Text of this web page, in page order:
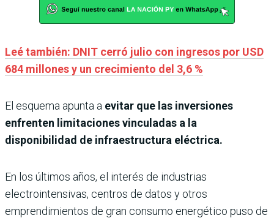
Leé también: DNIT cerró julio con ingresos por USD
684 millones y un crecimiento del 3,6 %
El esquema apunta a evitar que las inversiones
enfrenten limitaciones vinculadas a la
disponibilidad de infraestructura eléctrica.
En los últimos años, el interés de industrias
electrointensivas, centros de datos y otros
emprendimientos de gran consumo energético puso de